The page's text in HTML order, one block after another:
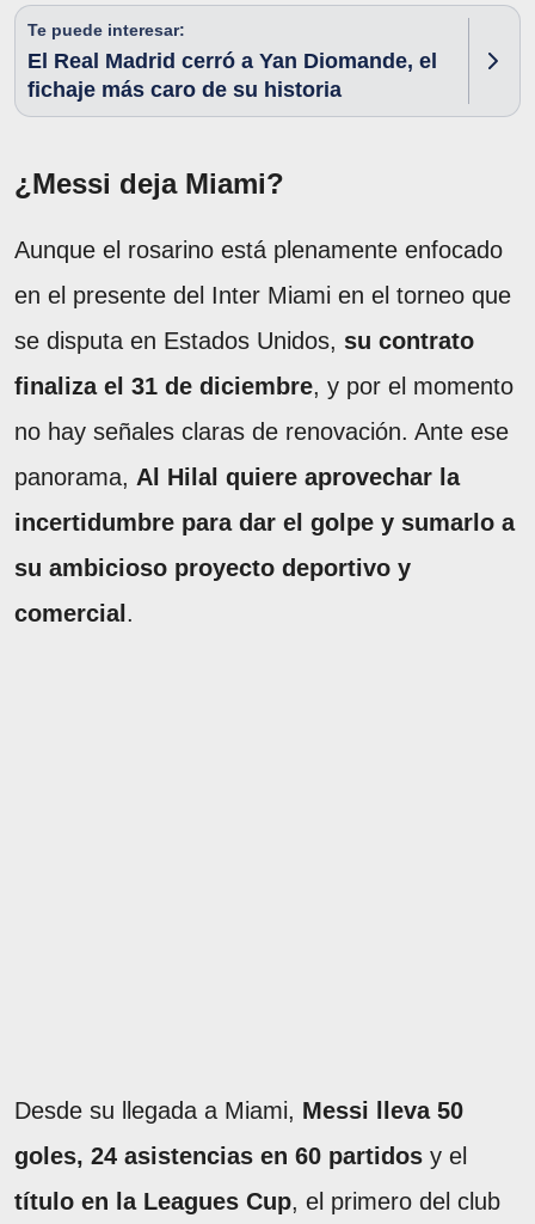
Te puede interesar:
El Real Madrid cerró a Yan Diomande, el
fichaje más caro de su historia
¿Messi deja Miami?
Aunque el rosarino está plenamente enfocado
en el presente del Inter Miami en el torneo que
se disputa en Estados Unidos, su contrato
finaliza el 31 de diciembre, y por el momento
no hay señales claras de renovación. Ante ese
panorama, Al Hilal quiere aprovechar la
incertidumbre para dar el golpe y sumarlo a
su ambicioso proyecto deportivo y
comercial .
Desde su llegada a Miami, Messi lleva 50
goles, 24 asistencias en 60 partidos y el
título en la Leagues Cup, el primero del club